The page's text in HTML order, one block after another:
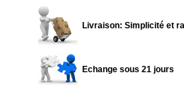
Livraison: Simplicité et
Echange sous 21 jours